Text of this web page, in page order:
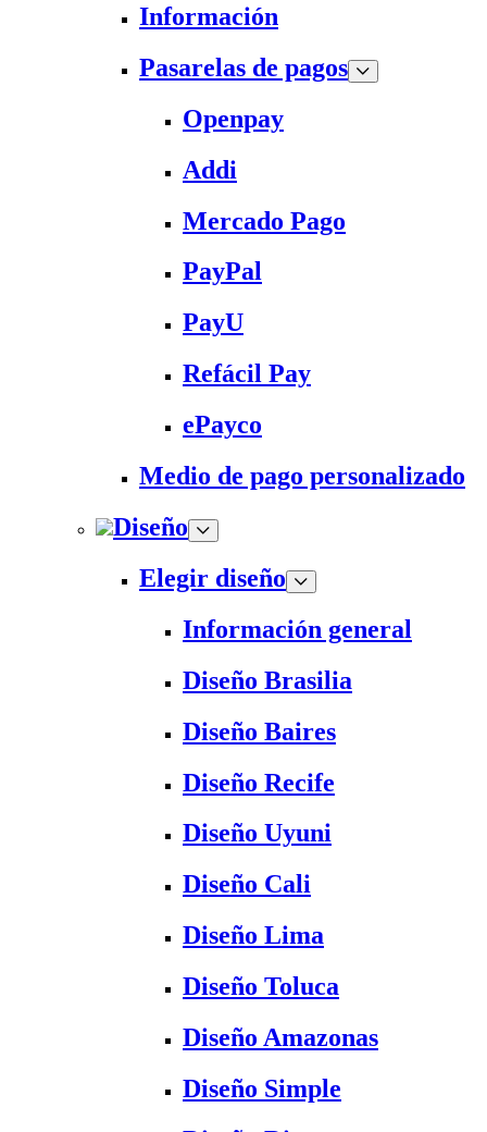
Información
Pasarelas de pagos
Openpay
Addi
Mercado Pago
PayPal
PayU
Refácil Pay
ePayco
Medio de pago personalizado
Diseño
Elegir diseño
Información general
Diseño Brasilia
Diseño Baires
Diseño Recife
Diseño Uyuni
Diseño Cali
Diseño Lima
Diseño Toluca
Diseño Amazonas
Diseño Simple